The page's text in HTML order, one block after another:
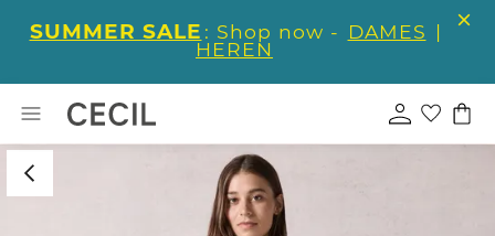
SUMMER SALE : Shop now - DAMES |
HEREN